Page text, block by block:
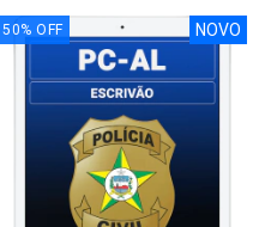
50% OFF NOVO